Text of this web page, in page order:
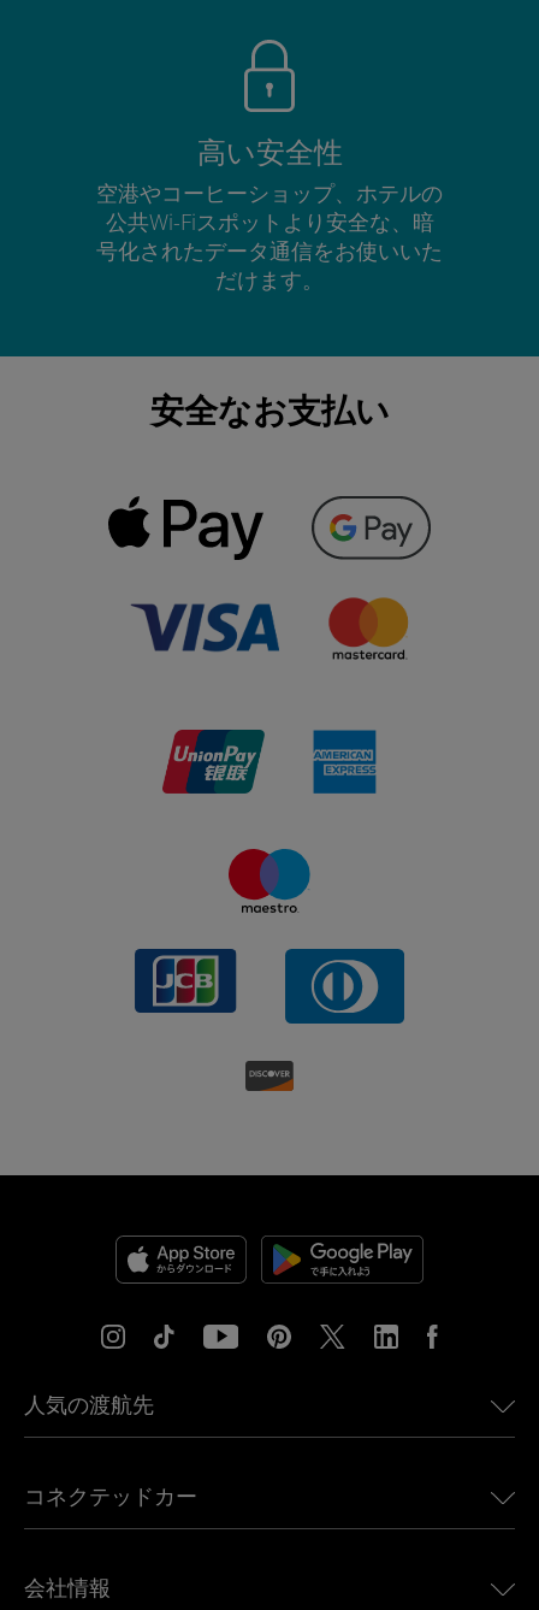
高い安全性
空港やコーヒーショップ、ホテルの
公共Wi-Fiスポットより安全な、暗
号化されたデータ通信をお使いいた
だけます。
安全なお支払い
人気の渡航先
ヨーロッパ向けeSIM
カナダ向けeSIM
コネクテッドカー
Land Rover向けUbigi
会社情報